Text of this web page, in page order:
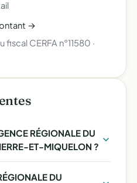
→
fiscal CERFA n°11580 ·
RÉGIONALE DU
ET-MIQUELON ?
DU